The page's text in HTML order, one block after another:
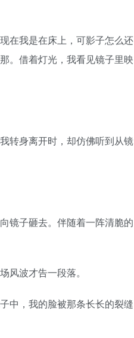
在我是在床上，可影子怎么还
。借着灯光，我看见镜子里映
转身离开时，却仿佛听到从镜
镜子砸去。伴随着一阵清脆的
风波才告一段落。
中，我的脸被那条长长的裂缝